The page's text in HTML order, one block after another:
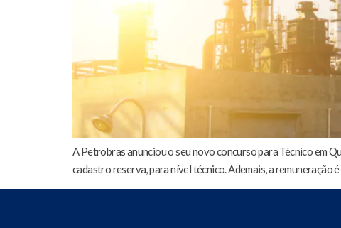
A Petrobras anunciou o seu novo concurso para Técnico em
cadastro reserva, para nível técnico. Ademais, a remuneração